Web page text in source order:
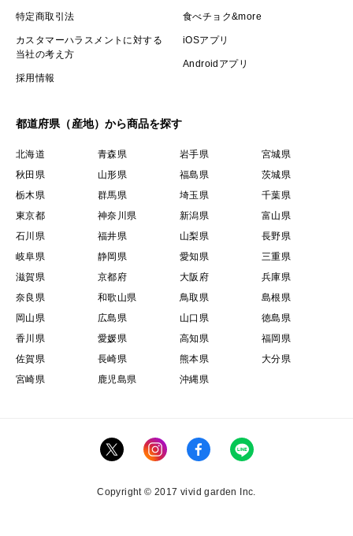
特定商取引法
カスタマーハラスメントに対する
当社の考え方
採用情報
食べチョク&more
iOSアプリ
Androidアプリ
都道府県（産地）から商品を探す
北海道 青森県 岩手県
宮城県
秋田県
山形県 福島県
茨城県
栃木県
群馬県 埼玉県
千葉県
東京都
神奈川県 新潟県
富山県
石川県
福井県 山梨県
長野県
岐阜県
静岡県 愛知県
三重県
滋賀県
京都府 大阪府
兵庫県
奈良県
和歌山県 鳥取県
島根県
岡山県
広島県 山口県
徳島県
香川県
愛媛県 高知県
福岡県
佐賀県
長崎県 熊本県
大分県
宮崎県
鹿児島県 沖縄県
Copyright © 2017 vivid garden Inc.